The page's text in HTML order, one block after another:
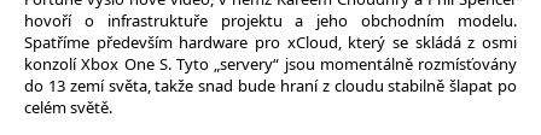
hovoří o infrastruktuře projektu a jeho obchodním modelu.
Spatříme především hardware pro xCloud, který se skládá z osmi
konzolí Xbox One S. Tyto „servery“ jsou momentálně rozmísťovány
do 13 zemí světa, takže snad bude hraní z cloudu stabilně šlapat po
celém světě.